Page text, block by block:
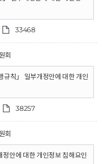
33468
회
규칙」 일부개정안에 대한 개인
38257
회
정안에 대한 개인정보 침해요인